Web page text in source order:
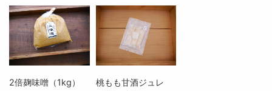
2倍麹味噌（1kg）
桃もも甘酒ジュレ